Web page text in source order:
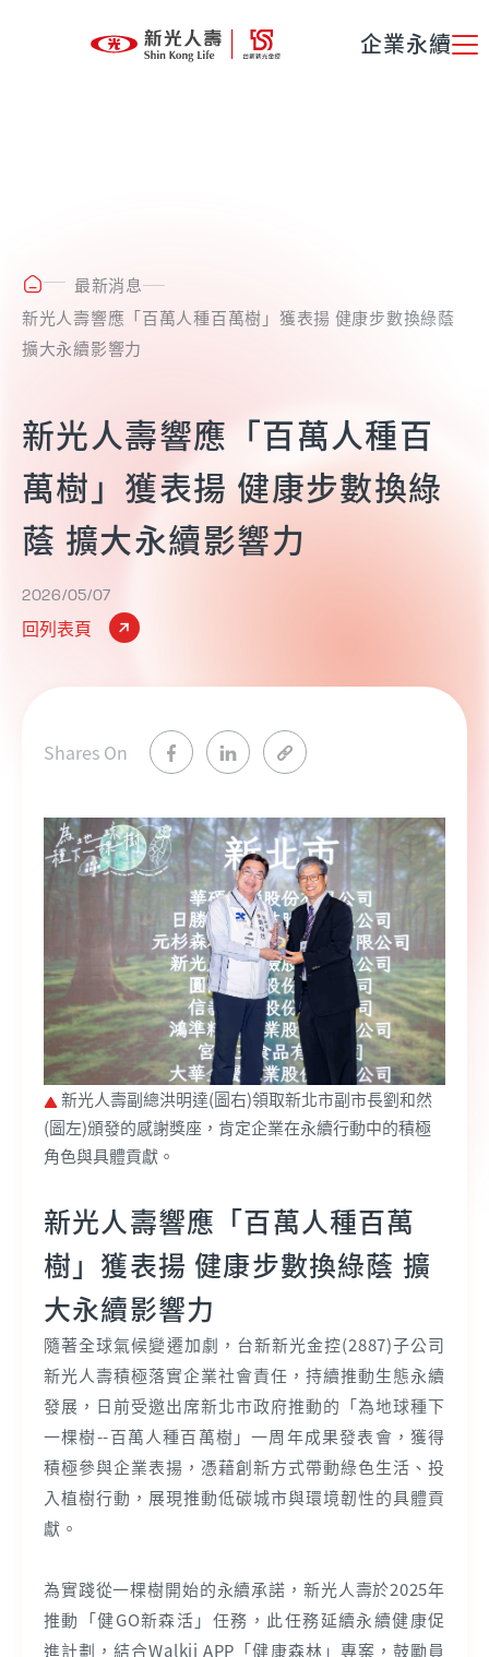
企業永續
最新消息
新光人壽響應「百萬人種百萬樹」獲表揚 健康步數換綠蔭
擴大永續影響力
新光人壽響應「百萬人種百
萬樹」獲表揚 健康步數換綠
蔭 擴大永續影響力
2026/05/07
回列表頁
Shares On
新光人壽副總洪明達(圖右)領取新北市副市長劉和然
(圖左)頒發的感謝獎座，肯定企業在永續行動中的積極
角色與具體貢獻。
新光人壽響應「百萬人種百萬
樹」獲表揚 健康步數換綠蔭 擴
大永續影響力
隨著全球氣候變遷加劇，台新新光金控(2887)子公司
新光人壽積極落實企業社會責任，持續推動生態永續
發展，日前受邀出席新北市政府推動的「為地球種下
一棵樹--百萬人種百萬樹」一周年成果發表會，獲得
積極參與企業表揚，憑藉創新方式帶動綠色生活、投
入植樹行動，展現推動低碳城市與環境韌性的具體貢
獻。
為實踐從一棵樹開始的永續承諾，新光人壽於2025年
推動「健GO新森活」任務，此任務延續永續健康促
進計劃，結合Walkii APP「健康森林」專案，鼓勵員